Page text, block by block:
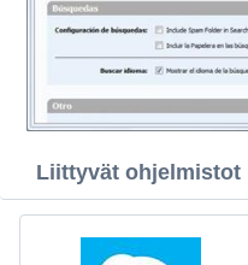
Liittyvät ohjelmistot